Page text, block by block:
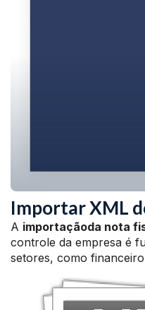
Importar XML
A importaçãoda nota
controle da empresa é
setores, como